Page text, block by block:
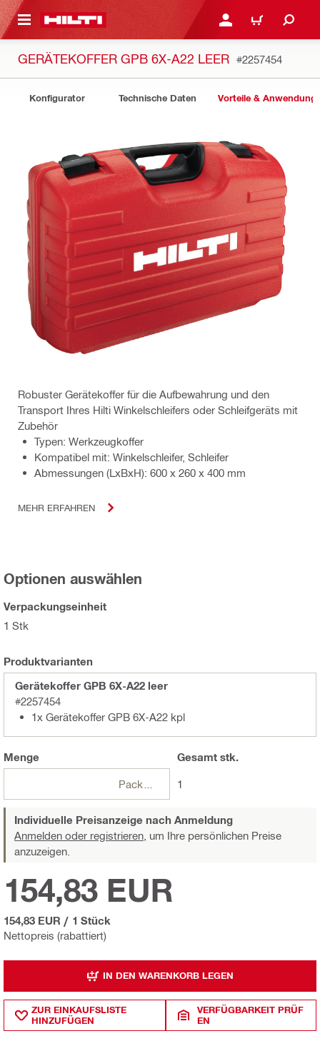
ANMELDEN ODER
WARENKORB
GERÄTEKOFFER GPB 6X-A22 LEER #2257454
Konfigurator Technische Daten Vorteile &
Robuster Gerätekoffer für die Aufbewahrung und den
Transport Ihres Hilti Winkelschleifers oder Schleifgeräts mit
Zubehör
Typen: Werkzeugkoffer
Kompatibel mit: Winkelschleifer, Schleifer
Abmessungen (LxBxH): 600 x 260 x 400 mm
MEHR ERFAHREN
Optionen auswählen
Verpackungseinheit
1 Stk
Produktvarianten
Gerätekoffer GPB 6X-A22 leer
#2257454
1x Gerätekoffer GPB 6X-A22 kpl
Menge
Packungen
Gesamtstk.
1
Individuelle Preisanzeige nach Anmeldung
Anmelden oder registrieren, um Ihre persönlichen Preise
anzuzeigen.
Nettopreis (rabattiert)
154,83 EUR
154,83 EUR / 1 Stück
IN DEN WARENKORB LEGEN
ZUR EINKAUFSLISTE
HINZUFÜGEN
VERFÜGBARKEIT PRÜF
EN